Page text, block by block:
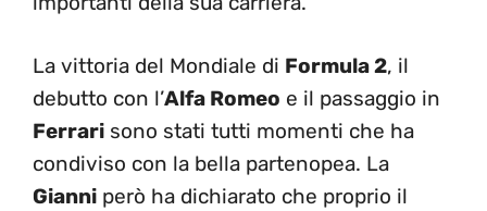
La vittoria del Mondiale di Formula 2, il
debutto con l’Alfa Romeo e il passaggio in
Ferrari sono stati tutti momenti che ha
condiviso con la bella partenopea. La
Gianni però ha dichiarato che proprio il